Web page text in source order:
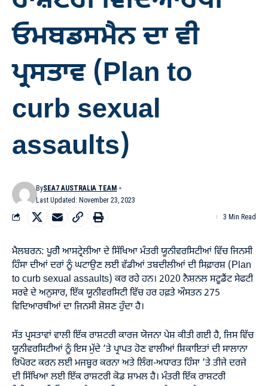
ਓਮਬਡਸਮੈਨ ਦਾ ਵੀ
ਪ੍ਰਸਤਾਵ (Plan to
curb sexual
assaults)
Last Updated: November 23, 2023
BySEA7 AUSTRALIA TEAM
3 Min Read
ਮੈਲਬਰਨ: ਪੂਰੀੇ ਆਸਟ੍ਰੇਲੀਆ ਦੇ ਸਿੱਖਿਆ ਮੰਤਰੀ ਯੂਨੀਵਰਸਿਟੀਆਂ ਵਿੱਚ ਜਿਨਸੀ
ਹਿੰਸਾ ਦੀਆਂ ਦਰਾਂ ਨੂੰ ਘਟਾਉਣ ਲਈ ਵੱਡੀਆਂ ਤਬਦੀਲੀਆਂ ਦੀ ਸਿਫ਼ਾਰਸ਼ (Plan
to curb sexual assaults) ਕਰ ਰਹੇ ਹਨ। 2020 ਨੈਸ਼ਨਲ ਸਟੂਡੈਂਟ ਸੇਫਟੀ
ਸਰਵੇ ਦੇ ਅਨੁਸਾਰ, ਇੱਕ ਯੂਨੀਵਰਸਿਟੀ ਵਿੱਚ ਹਰ ਹਫ਼ਤੇ ਔਸਤਨ 275
ਵਿਦਿਆਰਥੀਆਂ ਦਾ ਜਿਨਸੀ ਸ਼ੋਸ਼ਣ ਹੁੰਦਾ ਹੈ।
ਸੱਤ ਪ੍ਰਸਤਾਵਾਂ ਵਾਲੀ ਇੱਕ ਰਾਸ਼ਟਰੀ ਕਾਰਜ ਯੋਜਨਾ ਪੇਸ਼ ਕੀਤੀ ਗਈ ਹੈ, ਜਿਸ ਵਿੱਚ
ਯੂਨੀਵਰਸਿਟੀਆਂ ਨੂੰ ਇਸ ਮੁੱਦੇ ’ਤੇ ਪ੍ਰਾਪਤ ਹੋਣ ਵਾਲੀਆਂ ਸ਼ਿਕਾਇਤਾਂ ਦੀ ਸਾਲਾਨਾ
ਰਿਪੋਰਟ ਕਰਨ ਲਈ ਮਜਬੂਰ ਕਰਨਾ ਅਤੇ ਲਿੰਗ-ਅਧਾਰਤ ਹਿੰਸਾ ’ਤੇ ਤੀਜੇ ਦਰਜੇ
ਦੀ ਸਿੱਖਿਆ ਲਈ ਇੱਕ ਰਾਸ਼ਟਰੀ ਕੋਡ ਸ਼ਾਮਲ ਹੈ। ਮੰਤਰੀ ਇੱਕ ਰਾਸ਼ਟਰੀ